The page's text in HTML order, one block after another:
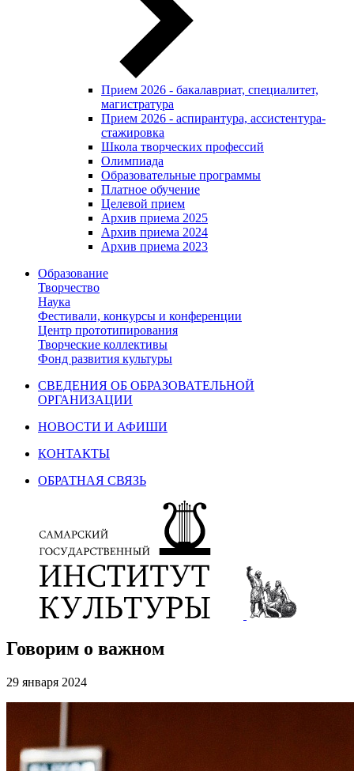
Прием 2026 - бакалавриат, специалитет,
магистратура
Прием 2026 - аспирантура, ассистентура-
стажировка
Школа творческих профессий
Олимпиада
Образовательные программы
Платное обучение
Целевой прием
Архив приема 2025
Архив приема 2024
Архив приема 2023
Образование
Творчество
Наука
Фестивали, конкурсы и конференции
Центр прототипирования
Творческие коллективы
Фонд развития культуры
СВЕДЕНИЯ ОБ ОБРАЗОВАТЕЛЬНОЙ
ОРГАНИЗАЦИИ
НОВОСТИ И АФИШИ
КОНТАКТЫ
ОБРАТНАЯ СВЯЗЬ
Говорим о важном
29 января 2024